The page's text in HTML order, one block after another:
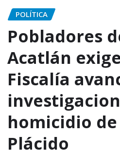
POLÍTICA
Pobladores
Acatlán
Fiscalía
homicidio
Plácido